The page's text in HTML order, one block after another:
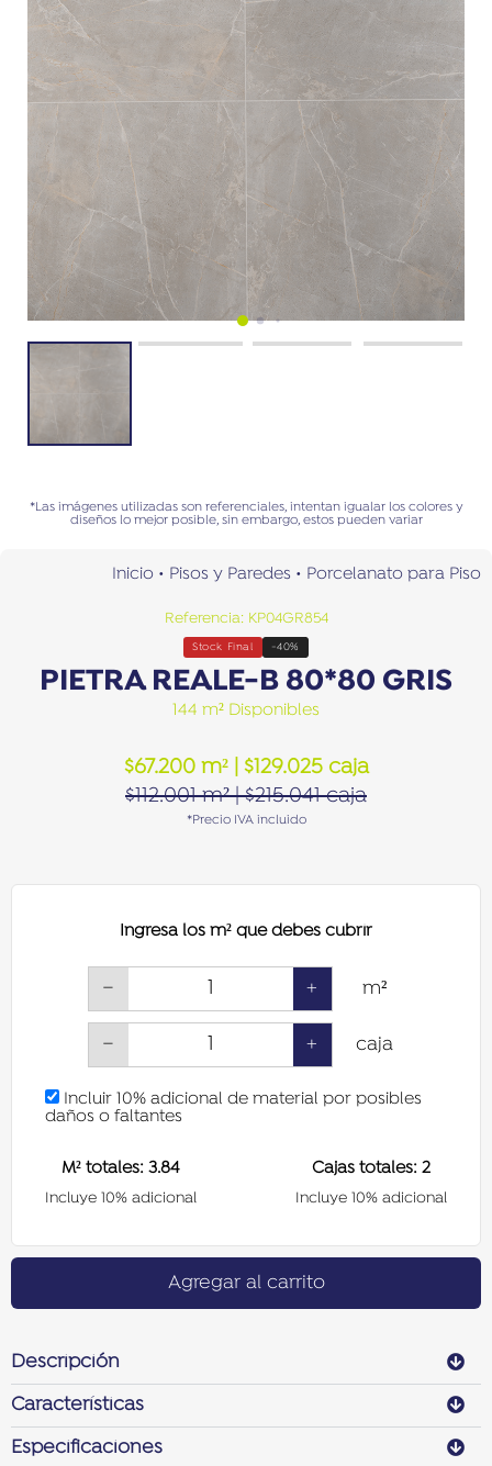
*Las imágenes utilizadas son referenciales, intentan igualar los colores y
diseños lo mejor posible, sin embargo, estos pueden variar
Inicio • Pisos y Paredes • Porcelanato para Piso
Referencia: KP04GR854
Stock Final -40%
PIETRA REALE-B 80*80 GRIS
144 m² Disponibles
$67.200m² $129.025caja
$112.001m² |$215.041caja
*Precio IVA incluido
Ingresa los m² que debes cubrir
− + m²
− + caja
Incluir 10% adicional de material por posibles
daños o faltantes
M² totales: 3.84
Incluye 10% adicional
Cajas totales: 2
Incluye 10% adicional
Agregar al carrito
Descripción
Características
Especificaciones